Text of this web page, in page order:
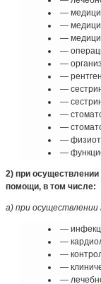
—
—
—
—
—
—
—
—
—
—
—
—
2) при
помощи, в том числе:
а) при
—
—
—
—
—